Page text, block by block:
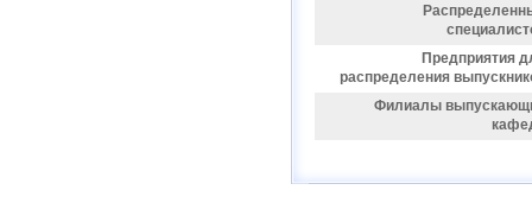
Предприятия
распределения
Филиалы